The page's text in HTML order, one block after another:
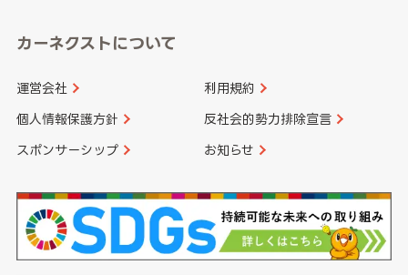
カーネクストについて
運営会社 利用規約
個人情報保護方針 反社会的勢力排除宣言
スポンサーシップ お知らせ